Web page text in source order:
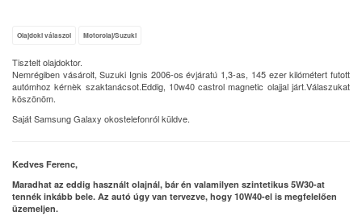
Olajdoki válaszol Motorolaj/Suzuki
Tisztelt olajdoktor.
Nemrégiben vásárolt, Suzuki Ignis 2006-os évjáratú 1,3-as, 145 ezer kilómétert futott
autómhoz kérnèk szaktanácsot.Eddig, 10w40 castrol magnetic olajjal járt.Válaszukat
köszönöm.
Saját Samsung Galaxy okostelefonról küldve.
Kedves Ferenc,
Maradhat az eddig használt olajnál, bár én valamilyen szintetikus 5W30-at
tennék inkább bele. Az autó úgy van tervezve, hogy 10W40-el is megfelelően
üzemeljen.